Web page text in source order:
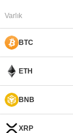
Varlık
BTC
ETH
BNB
XRP